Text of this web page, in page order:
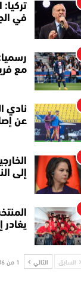
في
مع
نادي
عن
إلى
يغادر
السابق التالي 1 من 3٬086